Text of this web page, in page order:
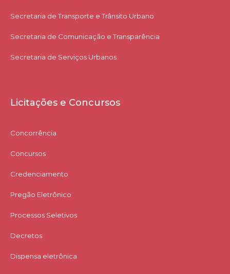
Secretaria de Transporte e Trânsito Urbano
Secretaria de Comunicação e Transparência
Secretaria de Serviços Urbanos
Licitações e Concursos
Concorrência
Concursos
Credenciamento
Pregão Eletrônico
Processos Seletivos
Decretos
Dispensa eletrônica